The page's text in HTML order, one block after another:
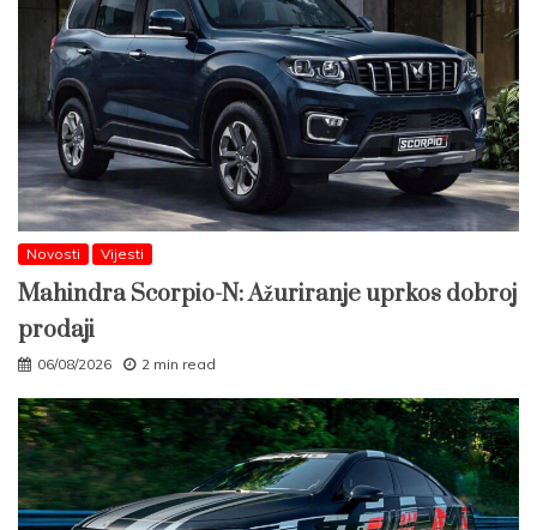
Novosti Vijesti
Mahindra Scorpio-N: Ažuriranje uprkos dobroj
prodaji
06/08/2026 2 min read